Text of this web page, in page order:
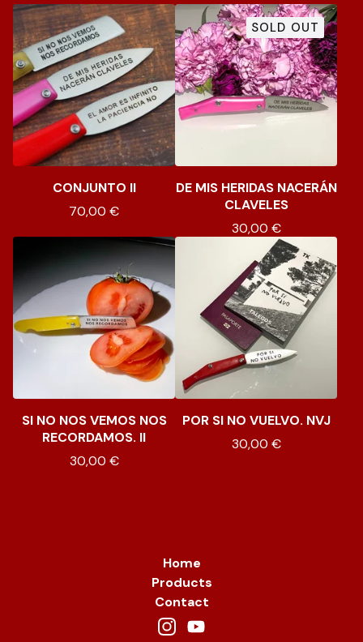
CONJUNTO II
70,00 €
SOLD OUT
DE MIS HERIDAS NACERÁN
CLAVELES
30,00 €
SI NO NOS VEMOS NOS
RECORDAMOS. II
30,00 €
POR SI NO VUELVO. NVJ
30,00 €
Home
Products
Contact